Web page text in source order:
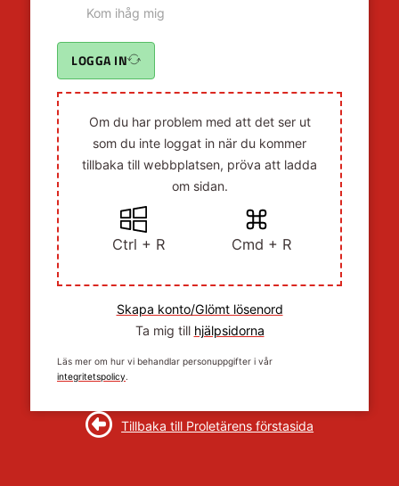
Kom ihåg mig
LOGGA IN
Om du har problem med att det ser ut
som du inte loggat in när du kommer
tillbaka till webbplatsen, pröva att ladda
om sidan.
Ctrl + R Cmd + R
Skapa konto/Glömt lösenord
Ta mig till hjälpsidorna
Läs mer om hur vi behandlar personuppgifter i vår
integritetspolicy.
Tillbaka till Proletärens förstasida